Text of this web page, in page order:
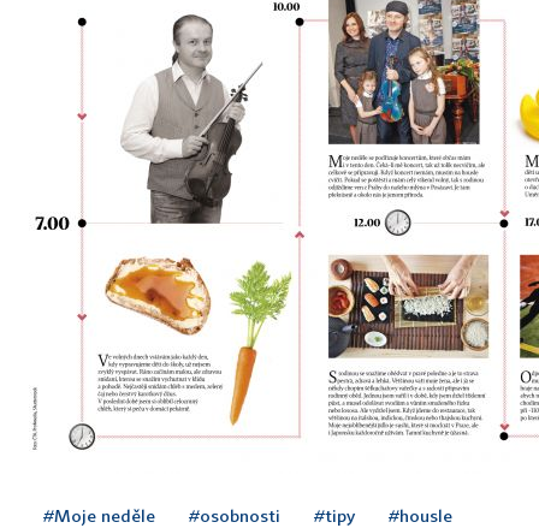
#Moje neděle #osobnosti #tipy #housle